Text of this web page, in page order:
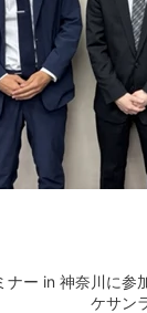
ー in 神奈川に参
ケサン